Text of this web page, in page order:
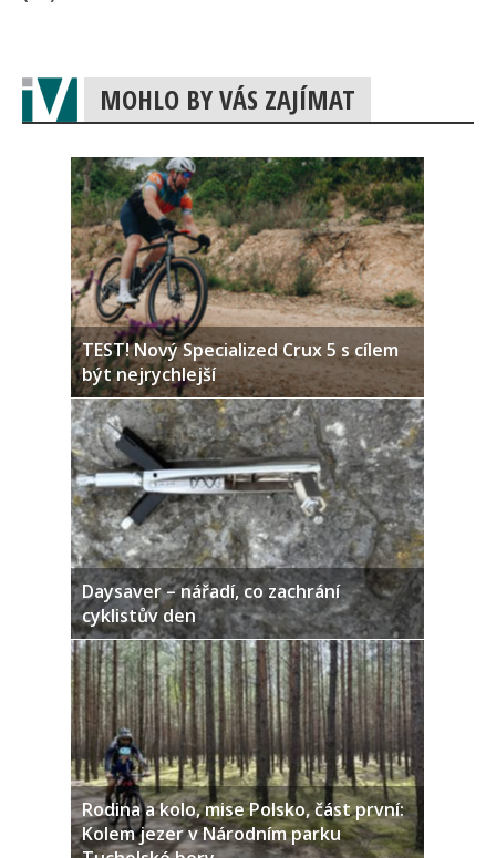
MOHLO BY VÁS ZAJÍMAT
TEST! Nový Specialized Crux 5 s cílem
být nejrychlejší
Daysaver – nářadí, co zachrání
cyklistův den
Rodina a kolo, mise Polsko, část první:
Kolem jezer v Národním parku